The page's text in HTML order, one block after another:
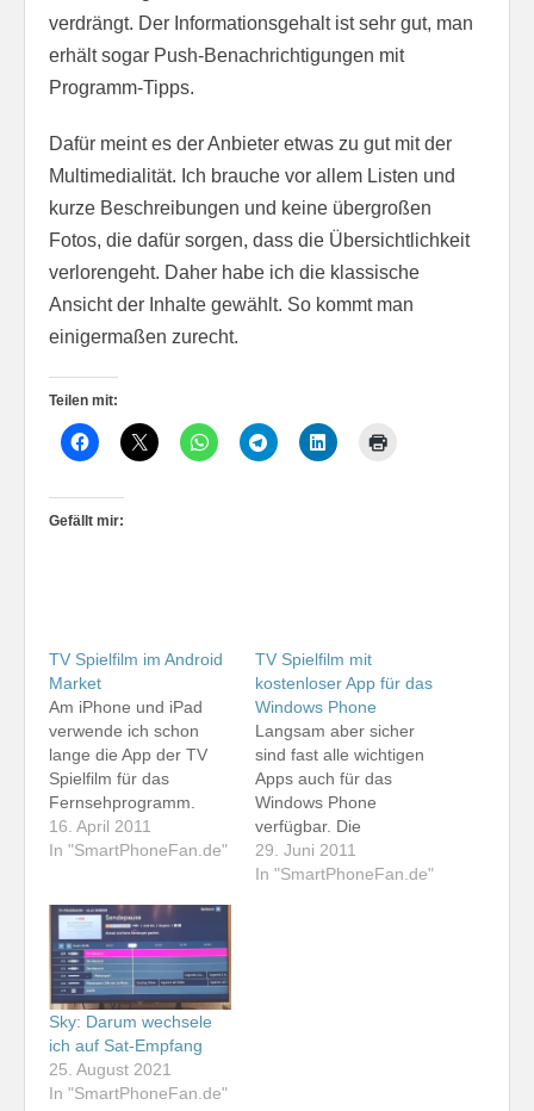
verdrängt. Der Informationsgehalt ist sehr gut, man
erhält sogar Push-Benachrichtigungen mit
Programm-Tipps.
Dafür meint es der Anbieter etwas zu gut mit der
Multimedialität. Ich brauche vor allem Listen und
kurze Beschreibungen und keine übergroßen
Fotos, die dafür sorgen, dass die Übersichtlichkeit
verlorengeht. Daher habe ich die klassische
Ansicht der Inhalte gewählt. So kommt man
einigermaßen zurecht.
Teilen mit:
Gefällt mir:
TV Spielfilm im Android
Market
Am iPhone und iPad
verwende ich schon
lange die App der TV
Spielfilm für das
Fernsehprogramm.
Auch für Android gibt es
schon seit geraumer
Bislang aber exklusiv
für Besitzer von
Samsung-Geräten. So
hatte ich die App im
Samsung-eigenen
AppStore auf dem
Galaxy Tab, nicht…
16. April 2011
In "SmartPhoneFan.de"
TV Spielfilm mit
kostenloser App für das
Windows Phone
Langsam aber sicher
sind fast alle wichtigen
Apps auch für das
Windows Phone
verfügbar. Die
Microsoft-Plattform
entwickelt sich
29. Juni 2011
In "SmartPhoneFan.de"
Sky: Darum wechsele
ich auf Sat-Empfang
25. August 2021
In "SmartPhoneFan.de"